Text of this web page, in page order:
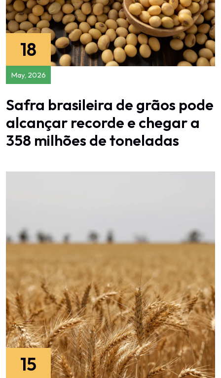
18
May, 2026
Safra brasileira de grãos pode
alcançar recorde e chegar a
358 milhões de toneladas
15